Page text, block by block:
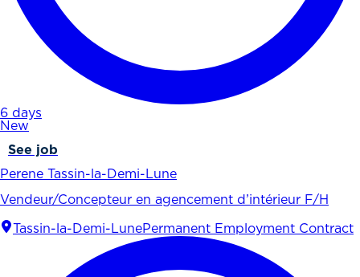
6 days
New
See job
Perene Tassin-la-Demi-Lune
Vendeur/Concepteur en agencement d’intérieur F/H
Tassin-la-Demi-LunePermanent Employment Contract